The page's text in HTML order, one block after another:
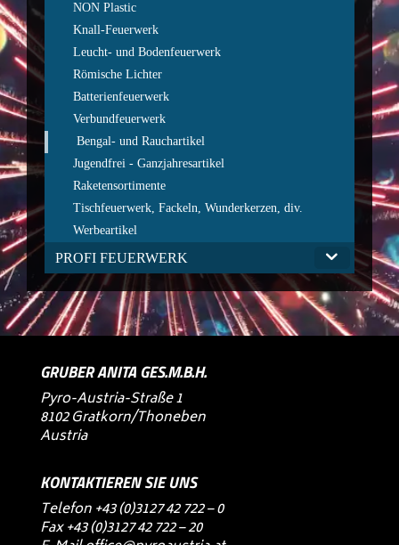
NON Plastic
Knall-Feuerwerk
Leucht- und Bodenfeuerwerk
Römische Lichter
Batterienfeuerwerk
Verbundfeuerwerk
Bengal- und Rauchartikel
Jugendfrei - Ganzjahresartikel
Raketensortimente
Tischfeuerwerk, Fackeln, Wunderkerzen, div.
Werbeartikel
PROFI FEUERWERK
GRUBER ANITA GES.M.B.H.
Pyro-Austria-Straße 1
8102 Gratkorn/Thoneben
Austria
KONTAKTIEREN SIE UNS
Telefon+43 (0)3127 42 722 – 0
Fax +43 (0)3127 42 722 – 20